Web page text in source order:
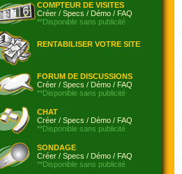
COMPTEUR DE VISITES
Créer / Specs / Démo / FAQ
**Disponible sans publicité
RENTABILISER VOTRE SITE
FORUM DE DISCUSSIONS
Créer / Specs / Démo / FAQ
**Disponible sans publicité
CHAT
Créer / Specs / Démo / FAQ
**Disponible sans publicité
SONDAGE
Créer / Specs / Démo / FAQ
**Disponible sans publicité